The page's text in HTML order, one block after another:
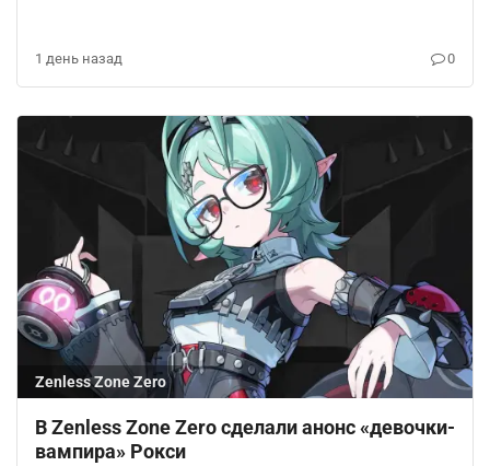
1 день назад 0
Zenless Zone Zero
В Zenless Zone Zero сделали анонс «девочки-
вампира» Рокси